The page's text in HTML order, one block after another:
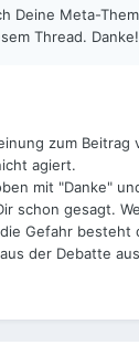
Deine Meta-
Thread. Danke!
zum Beitrag
agiert.
mit "Danke"
schon gesagt.
Gefahr
der Debatte